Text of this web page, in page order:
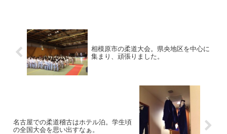
相模原市の柔道大会。県央地区を中心に
集まり、頑張りました。
名古屋での柔道稽古はホテル泊。学生頃
の全国大会を思い出すなぁ。